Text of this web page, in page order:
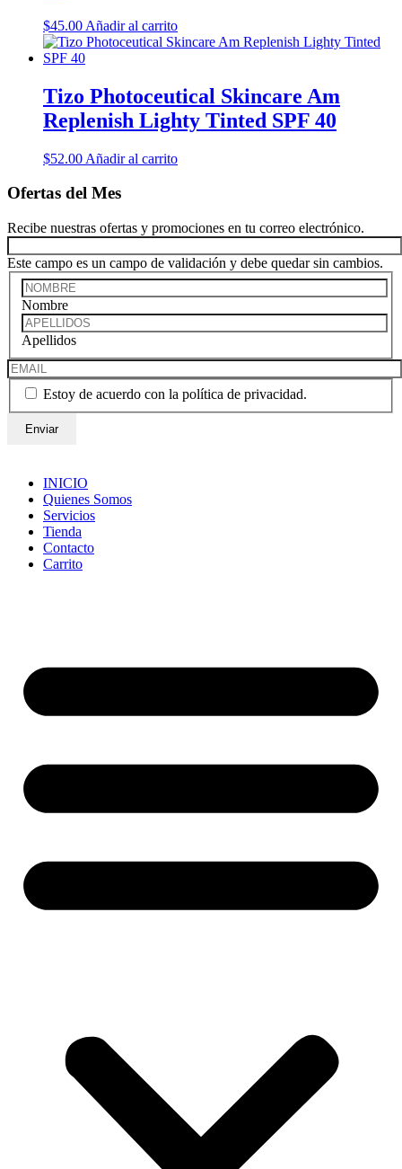
$45.00 Añadir al carrito
Tizo Photoceutical Skincare Am
Replenish Lighty Tinted SPF 40
$52.00 Añadir al carrito
Ofertas del Mes
Recibe nuestras ofertas y promociones en tu correo electrónico.
Este campo es un campo de validación y debe quedar sin cambios.
Nombre
Apellidos
Estoy de acuerdo con la política de privacidad.
INICIO
Quienes Somos
Servicios
Tienda
Contacto
Carrito